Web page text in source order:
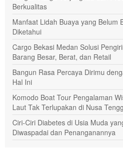
Berkualitas
Manfaat Lidah Buaya yang Belum
Diketahui
Cargo Bekasi Medan Solusi
Barang Besar, Berat, dan Retail
Bangun Rasa Percaya Dirimu
Hal Ini
Komodo Boat Tour Pengalaman
Laut Tak Terlupakan di Nusa
Ciri-Ciri Diabetes di Usia Muda
Diwaspadai dan Penanganannya